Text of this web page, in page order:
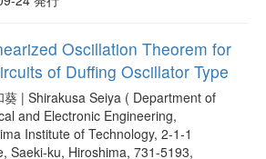
Oscillation Theorem for
of Duffing Oscillator Type
葵 | Shirakusa Seiya ( Department of
and Electronic Engineering,
Institute of Technology, 2-1-1
Saeki-ku, Hiroshima, 731-5193,